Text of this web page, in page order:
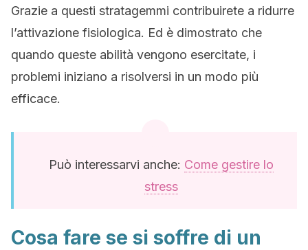
Grazie a questi stratagemmi contribuirete a ridurre
l’attivazione fisiologica. Ed è dimostrato che
quando queste abilità vengono esercitate, i
problemi iniziano a risolversi in un modo più
efficace.
Può interessarvi anche: Come gestire lo
stress
Cosa fare se si soffre di un